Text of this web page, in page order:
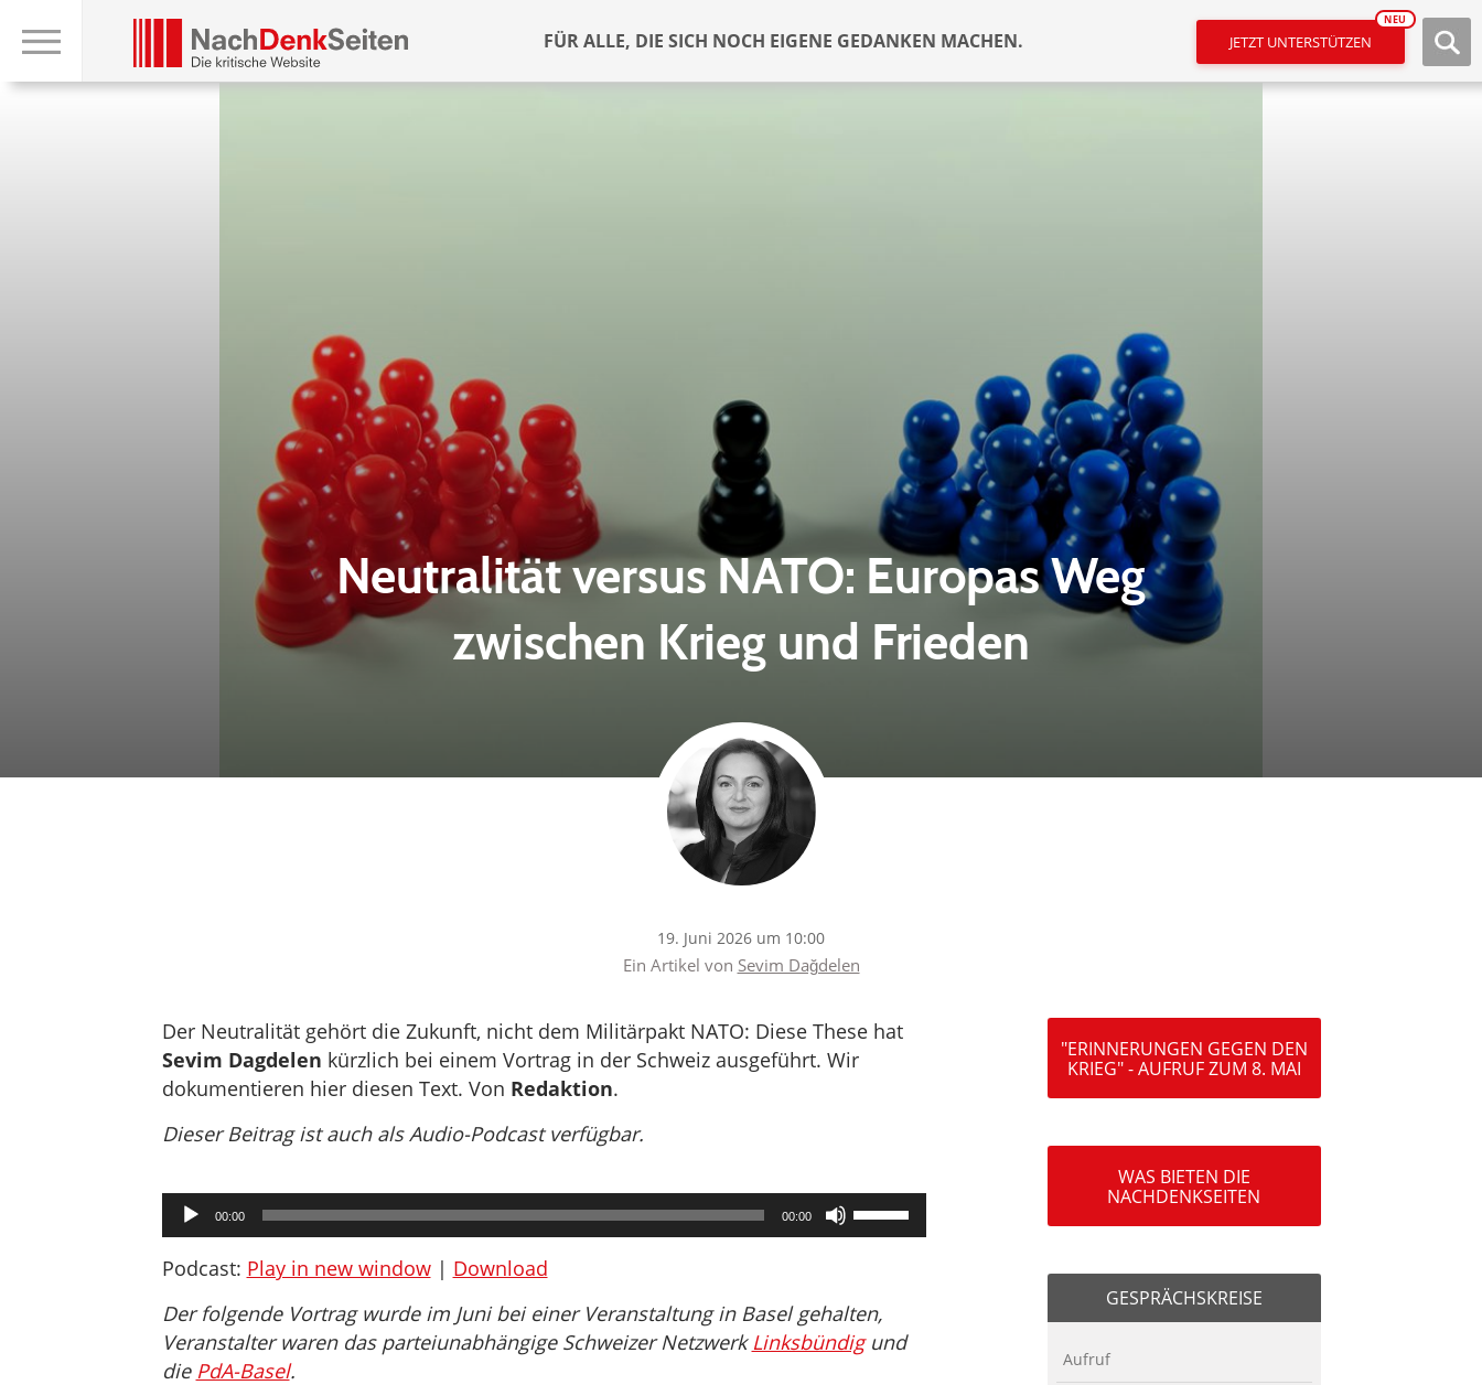
FÜR ALLE, DIE SICH NOCH EIGENE GEDANKEN MACHEN. JETZT UNTERSTÜTZEN
NEU
Neutralität versus NATO: Europas Weg
zwischen Krieg und Frieden
19. Juni 2026 um 10:00
Ein Artikel von Sevim Dağdelen
Der Neutralität gehört die Zukunft, nicht dem Militärpakt NATO: Diese These hat
Sevim Dagdelen kürzlich bei einem Vortrag in der Schweiz ausgeführt. Wir
dokumentieren hier diesen Text. Von Redaktion.
Dieser Beitrag ist auch als Audio-Podcast verfügbar.
Audio-
Player
00:00 00:00
Pfeiltasten
Hoch/Runter
die
Lautstärke
Podcast: Play in new window| Download
Der folgende Vortrag wurde im Juni bei einer Veranstaltung in Basel gehalten,
Veranstalter waren das parteiunabhängige Schweizer NetzwerkLinksbündigund
die PdA-Basel.
"ERINNERUNGEN GEGEN DEN
KRIEG" - AUFRUF ZUM 8. MAI
WAS BIETEN DIE
NACHDENKSEITEN
GESPRÄCHSKREISE
Aufruf